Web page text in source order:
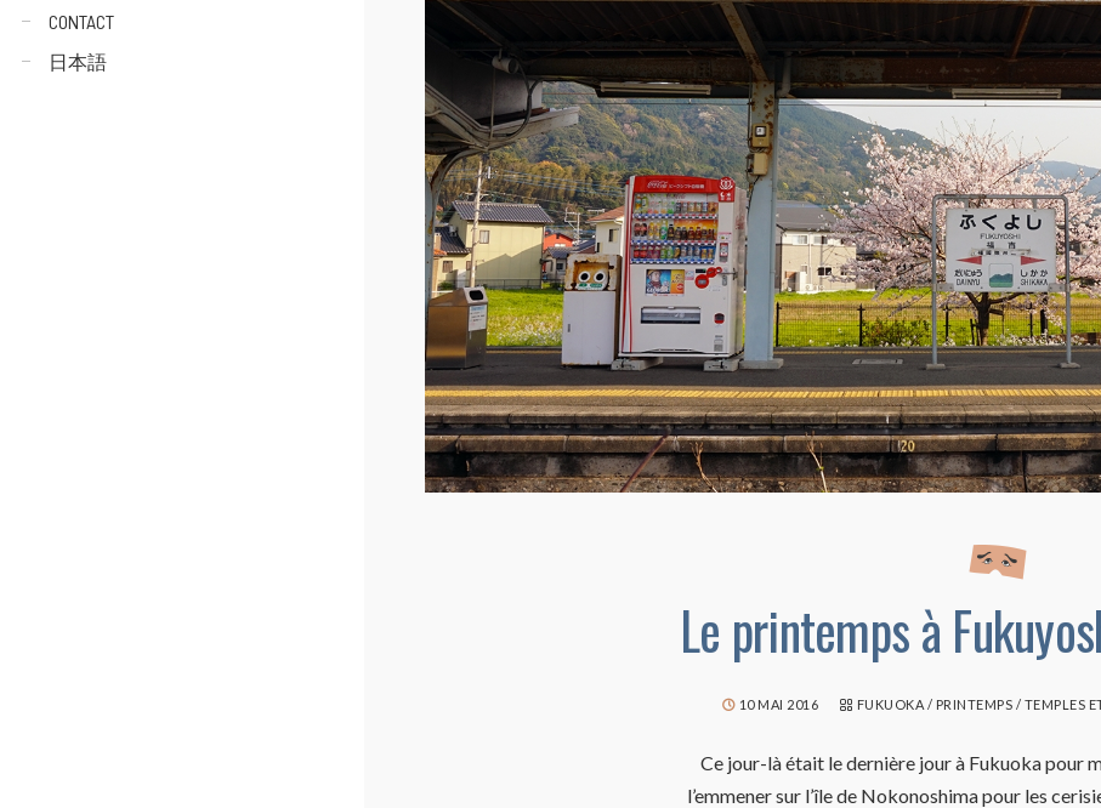
CONTACT
日本語
Le printemps à
10 MAI 2016 FUKUOKA / PRINTEMPS / TEMPLES
Ce jour-là était le dernière jour à Fukuoka pour
l’emmener sur l’île de Nokonoshima pour les